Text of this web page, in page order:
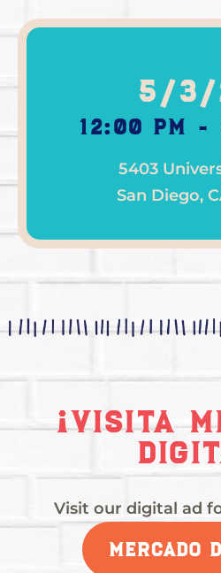
5/3/
12:00 pm -
5403
San Diego,
¡visita
Visit our digital ad
MERCADO